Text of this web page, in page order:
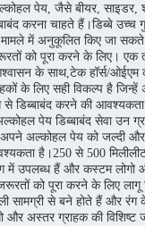
पेय, जैसे बीयर, साइडर,
करना चाहते हैं।डिब्बे उच्च
में अनुकूलित किए जा
को पूरा करने के लिए। एक
के साथ,टेक हॉर्स/
के लिए सही विकल्प है
से डिब्बाबंद करने की
पेय डिब्बाबंद सेवा उन
अपने अल्कोहल पेय को जल्दी
है।250 से 500
में उपलब्ध हैं और कस्टम
को पूरा करने के लिए
सामग्री से बने होते हैं और
और अस्तर ग्राहक की विशिष्ट